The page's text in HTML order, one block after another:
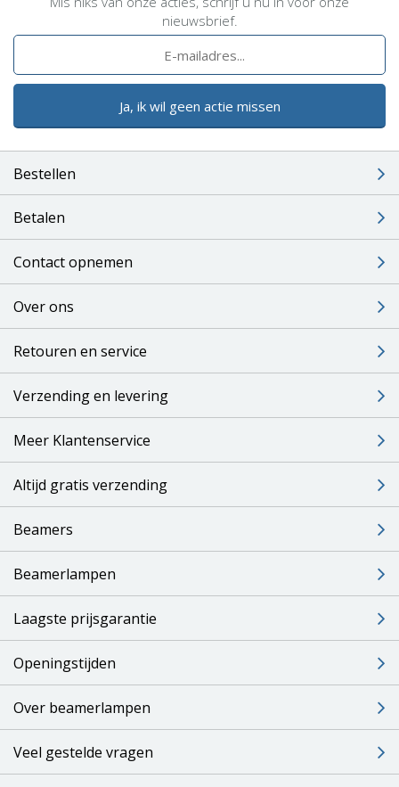
nieuwsbrief.
Ja, ik wil geen actie missen
Bestellen
Betalen
Contact opnemen
Over ons
Retouren en service
Verzending en levering
Meer Klantenservice
Altijd gratis verzending
Beamers
Beamerlampen
Laagste prijsgarantie
Openingstijden
Over beamerlampen
Veel gestelde vragen